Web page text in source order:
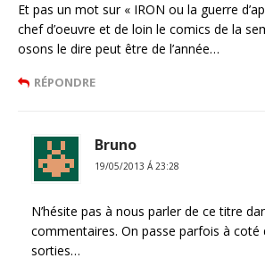
Et pas un mot sur « IRON ou la guerre
chef d’oeuvre et de loin le comics de la
osons le dire peut être de l’année…
RÉPONDRE
Bruno
19/05/2013 Á 23:28
N’hésite pas à nous parler de ce titre
commentaires. On passe parfois à coté
sorties…